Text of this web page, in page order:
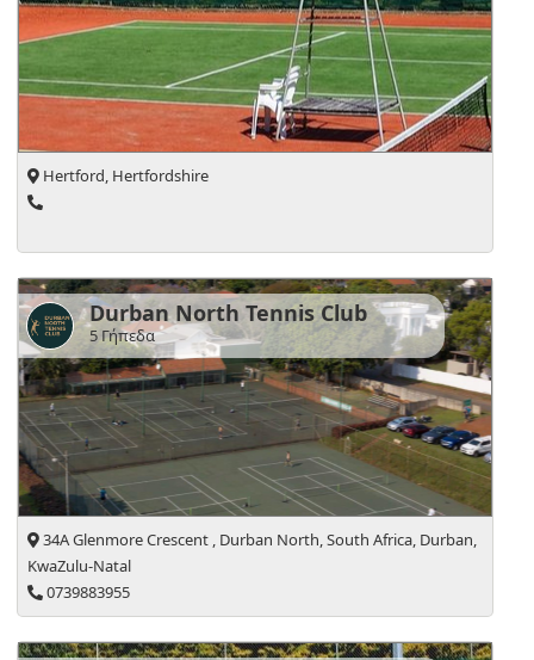
Hertford, Hertfordshire
Durban North Tennis Club
5 Γήπεδα
34A Glenmore Crescent , Durban North, South Africa, Durban,
KwaZulu-Natal
0739883955